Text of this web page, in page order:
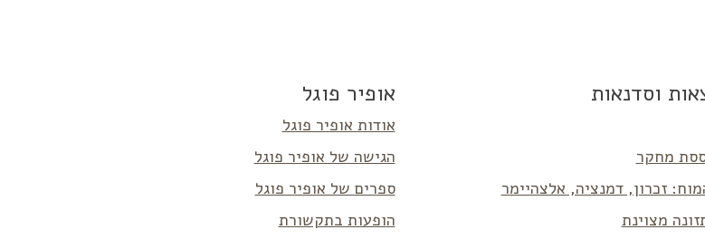
אופיר פוגל
אודות אופיר פוגל
הגישה של אופיר פוגל
ספרים של אופיר פוגל
הופעות בתקשורת
וסדנאות
מחקר
זכרון, דמנציה, אלצהיימר
מצוינת